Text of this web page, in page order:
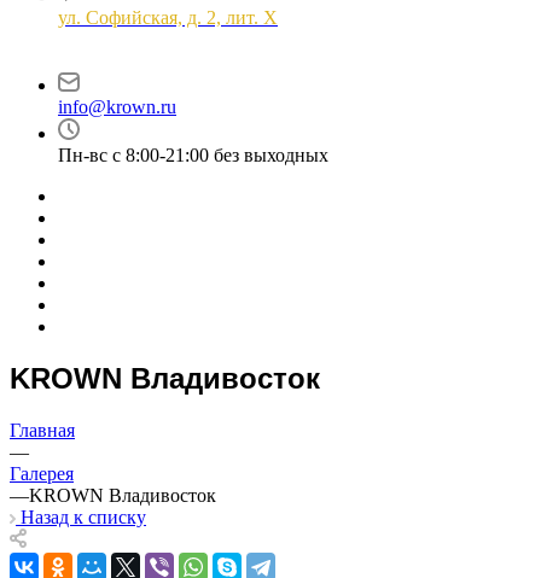
ул. Софийская, д. 2, лит. Х
info@krown.ru
Пн-вс с 8:00-21:00 без выходных
KROWN Владивосток
Главная
—
Галерея
—KROWN Владивосток
Назад к списку